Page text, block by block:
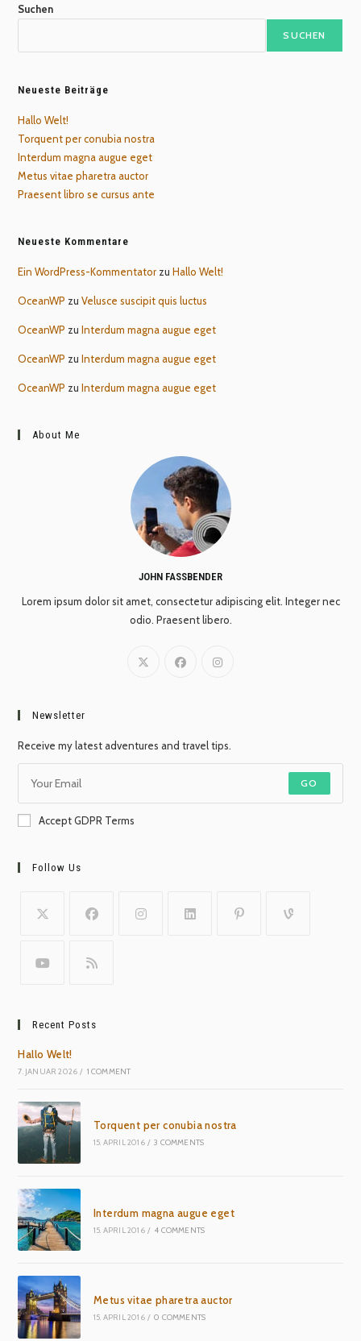
Suchen
SUCHEN
Neueste Beiträge
Hallo Welt!
Torquent per conubia nostra
Interdum magna augue eget
Metus vitae pharetra auctor
Praesent libro se cursus ante
Neueste Kommentare
Ein WordPress-Kommentator zuHallo Welt!
OceanWP zuVelusce suscipit quis luctus
OceanWP zuInterdum magna augue eget
OceanWP zuInterdum magna augue eget
OceanWP zuInterdum magna augue eget
About Me
JOHN FASSBENDER
Lorem ipsum dolor sit amet, consectetur adipiscing elit. Integer nec
odio. Praesent libero.
Newsletter
Receive my latest adventures and travel tips.
GO
Accept GDPR Terms
Follow Us
Recent Posts
Hallo Welt!
7. JANUAR 2026 / 1 COMMENT
Torquent per conubia nostra
15. APRIL 2016 / 3 COMMENTS
Interdum magna augue eget
15. APRIL 2016 / 4 COMMENTS
Metus vitae pharetra auctor
15. APRIL 2016 / 0 COMMENTS